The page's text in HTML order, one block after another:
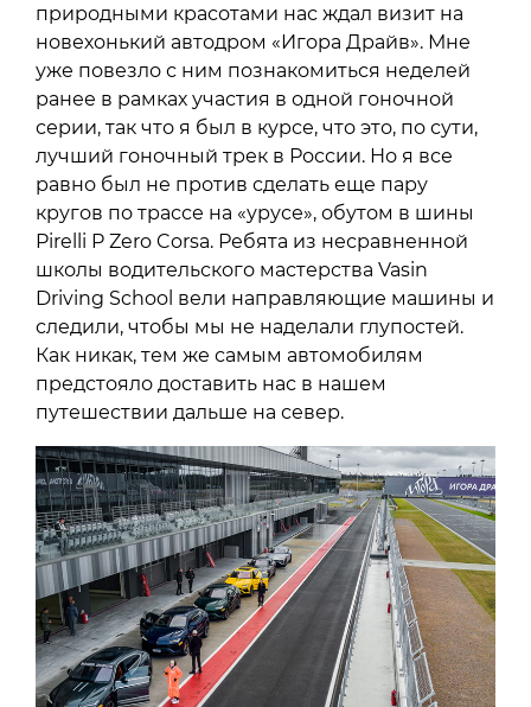
природными красотами нас ждал визит на
новехонький автодром «Игора Драйв». Мне
уже повезло с ним познакомиться неделей
ранее в рамках участия в одной гоночной
серии, так что я был в курсе, что это, по сути,
лучший гоночный трек в России. Но я все
равно был не против сделать еще пару
кругов по трассе на «урусе», обутом в шины
Pirelli P Zero Corsa. Ребята из несравненной
школы водительского мастерства Vasin
Driving School вели направляющие машины и
следили, чтобы мы не наделали глупостей.
Как никак, тем же самым автомобилям
предстояло доставить нас в нашем
путешествии дальше на север.